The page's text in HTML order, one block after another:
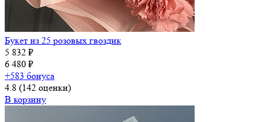
Букет из 25 розовых гвоздик
5 832 ₽
6 480 ₽
+583 бонуса
4.8 (142 оценки)
В корзину